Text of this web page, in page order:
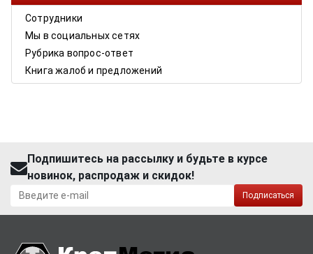
Сотрудники
Мы в социальных сетях
Рубрика вопрос-ответ
Книга жалоб и предложений
Подпишитесь на рассылку и будьте в курсе
новинок, распродаж и скидок!
Подписаться